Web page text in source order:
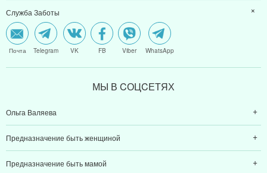
Служба Заботы
Почта Telegram VK FB Viber WhatsApp
МЫ В CОЦCЕТЯХ
Ольга Валяева
Предназначение быть женщиной
Предназначение быть мамой